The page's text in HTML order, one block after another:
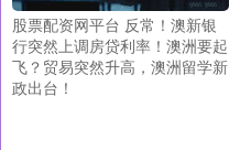
股票配资网平台 反常！澳新银
行突然上调房贷利率！澳洲要起
飞？贸易突然升高，澳洲留学新
政出台！